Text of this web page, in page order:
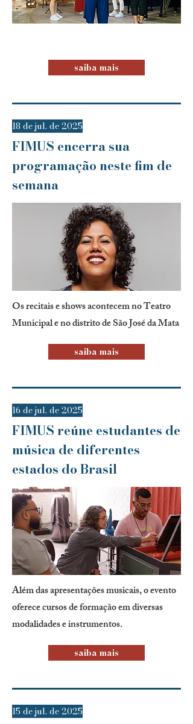
saiba mais
18 de jul. de 2025
FIMUS encerra sua
programação neste fim de
semana
Os recitais e shows acontecem no Teatro
Municipal e no distrito de São José da Mata
saiba mais
16 de jul. de 2025
FIMUS reúne estudantes de
música de diferentes
estados do Brasil
Além das apresentações musicais, o evento
oferece cursos de formação em diversas
modalidades e instrumentos.
saiba mais
15 de jul. de 2025